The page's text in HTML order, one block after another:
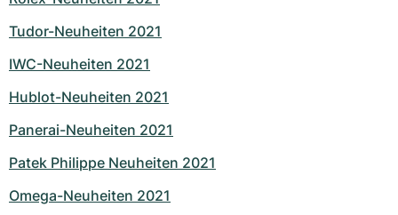
Tudor-Neuheiten 2021
IWC-Neuheiten 2021
Hublot-Neuheiten 2021
Panerai-Neuheiten 2021
Patek Philippe Neuheiten 2021
Omega-Neuheiten 2021